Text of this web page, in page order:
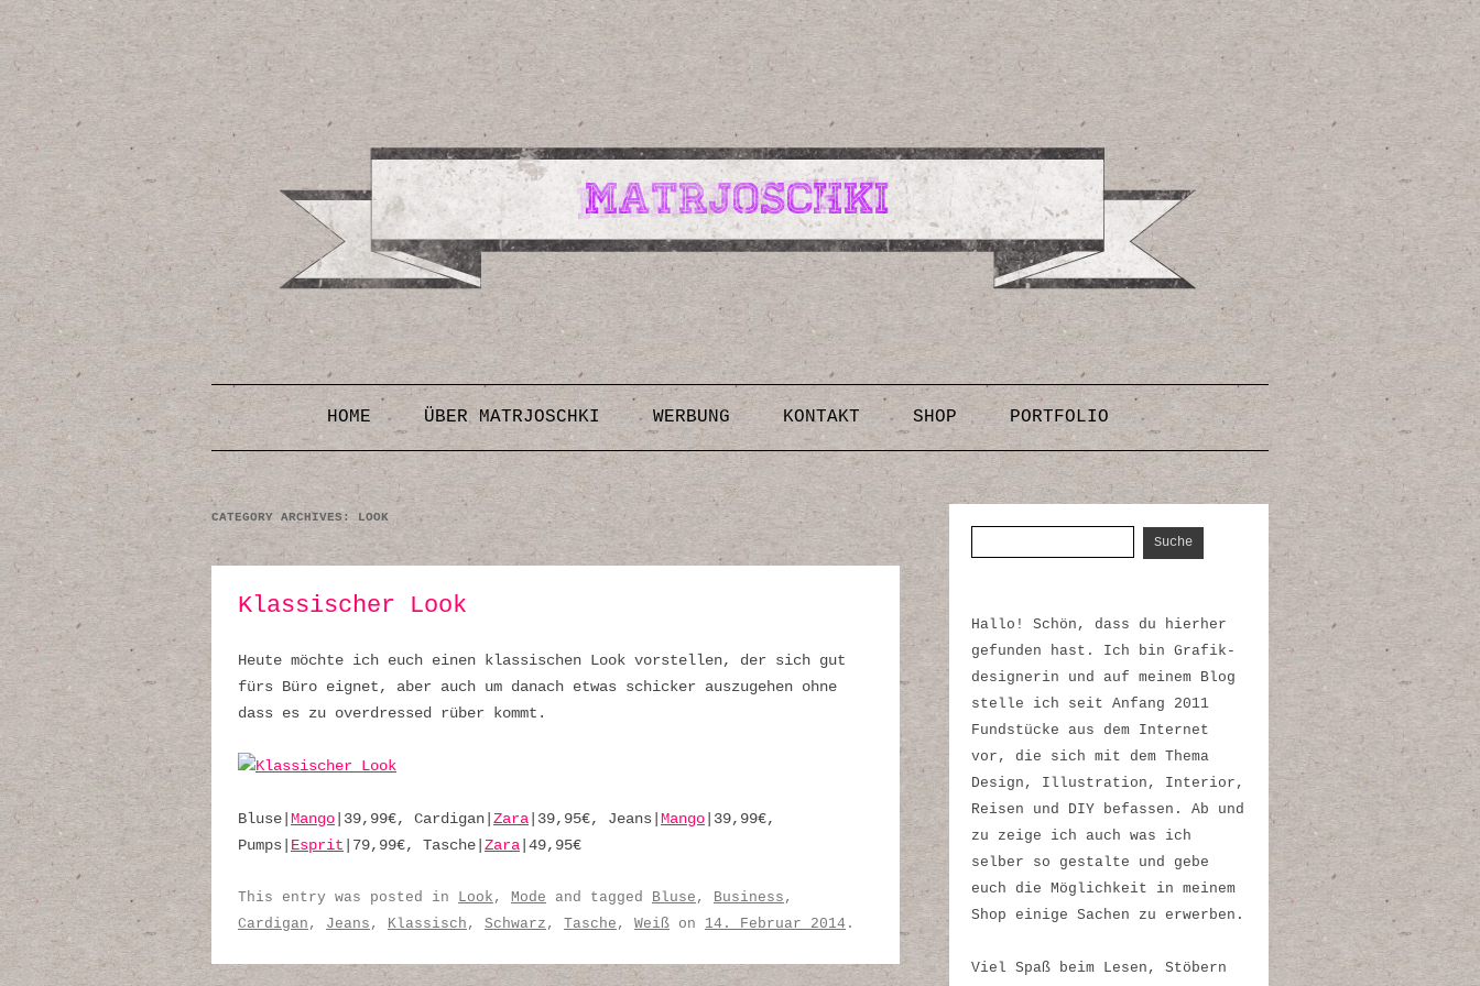
Design, Illustrationen, Kunst, Fotografien, Rezepte,
Inspirationen, DIY-Anleitungen & Vorlagen
Skip to content
HOME ÜBER MATRJOSCHKI WERBUNG KONTAKT SHOP PORTFOLIO
CATEGORY ARCHIVES: LOOK
Klassischer Look
Heute möchte ich euch einen klassischen Look vorstellen, der sich gut
fürs Büro eignet, aber auch um danach etwas schicker auszugehen ohne
dass es zu overdressed rüber kommt.
Bluse| Mango |39,99€, Cardigan| Zara |39,95€, Jeans| Mango |39,99€,
Pumps| Esprit |79,99€, Tasche| Zara |49,95€
This entry was posted in Look , Mode and tagged Bluse , Business ,
Cardigan , Jeans , Klassisch , Schwarz , Tasche , Weiß on 14. Februar 2014 .
Hallo! Schön, dass du hierher
gefunden hast. Ich bin Grafik-
designerin und auf meinem Blog
stelle ich seit Anfang 2011
Fundstücke aus dem Internet
vor, die sich mit dem Thema
Design, Illustration, Interior,
Reisen und DIY befassen. Ab und
zu zeige ich auch was ich
selber so gestalte und gebe
euch die Möglichkeit in meinem
Shop einige Sachen zu erwerben.
Viel Spaß beim Lesen, Stöbern